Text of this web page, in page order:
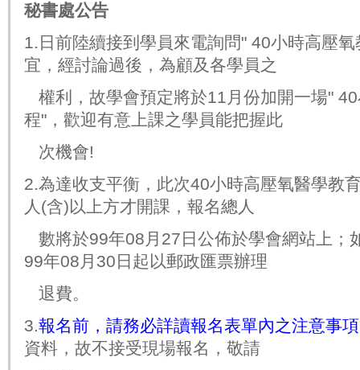
秘書處公告
1.日前陸續接到學員來電詢問" 40小時高壓
宜，經討論過後，為顧及各學員之
權利，故學會預定將於11月份加開一場"
程"，歡迎有意上課之學員能把握此
次機會!
2.為達收支平衡，此次40小時高壓氧醫學教
人(含)以上方才開課，報名總人
數將於99年08月27日公佈於學會網站上；
99年08月30日起以郵政匯票辦理
退費。
3.報名前，請務必詳讀報名表單內之注意事項
資料，故不接受現場報名，敬請